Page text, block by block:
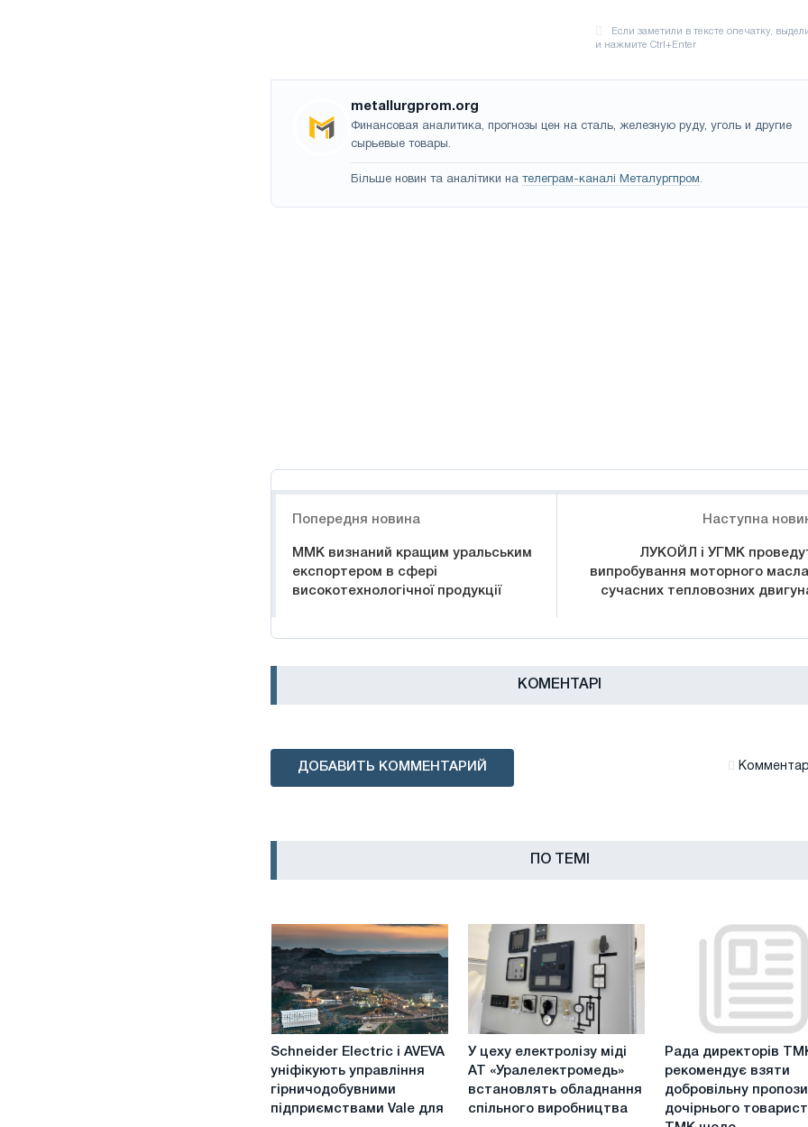
metallurgprom.org
Финансовая аналитика, прогнозы цен на сталь, железную руду, уголь и другие
сырьевые товары.
Більше новин та аналітики на телеграм-каналі Металургпром.
Попередня новина
ММК визнаний кращим уральським
експортером в сфері
високотехнологічної продукції
Наступна
ЛУКОЙЛ і УГМК
випробування моторного
сучасних тепловозних
КОМЕНТАРІ
ДОБАВИТЬ КОММЕНТАРИЙ
ПО ТЕМІ
Schneider
Electric
і
AVEVA
уніфікують
Schneider Electric і AVEVA
уніфікують управління
гірничодобувними
підприємствами Vale для
У
цеху
електролізу
міді
У цеху електролізу міді
АТ «Уралелектромедь»
встановлять обладнання
спільного виробництва
Рада
директорів
ТМК
рекомендує
взяти
Рада директорів
рекомендує взяти
добровільну
дочірнього